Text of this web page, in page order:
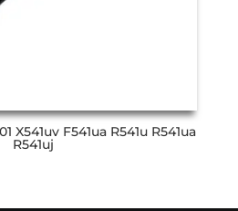
X541uv F541ua R541u R541ua
R541uj